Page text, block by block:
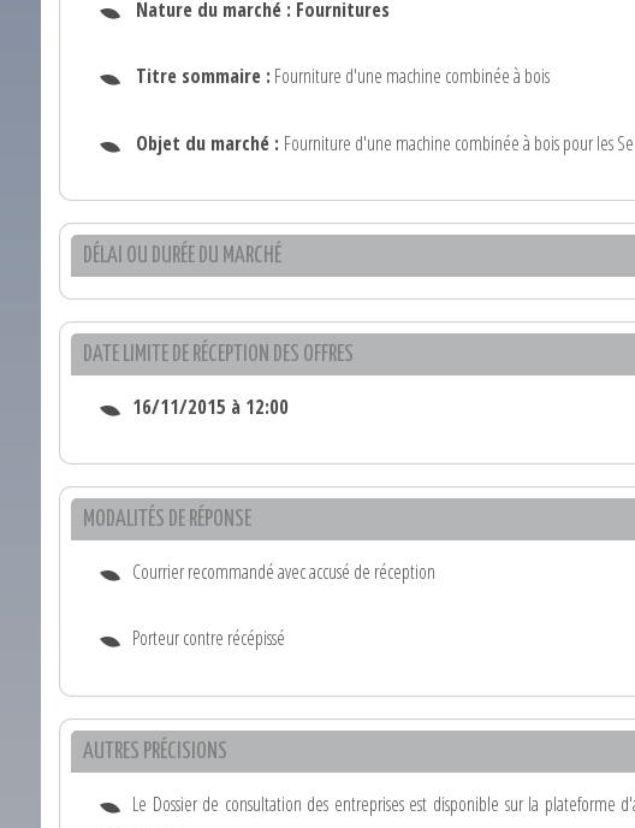
Nature du marché : Fournitures
Titre sommaire : Fourniture d'une machine combinée à bois
Objet du marché : Fourniture d'une machine combinée à bois pour les
DÉLAI OU DURÉE DU MARCHÉ
DATE LIMITE DE RÉCEPTION DES OFFRES
16/11/2015 à 12:00
MODALITÉS DE RÉPONSE
Courrier recommandé avec accusé de réception
Porteur contre récépissé
AUTRES PRÉCISIONS
Le Dossier de consultation des entreprises est disponible sur la plateforme